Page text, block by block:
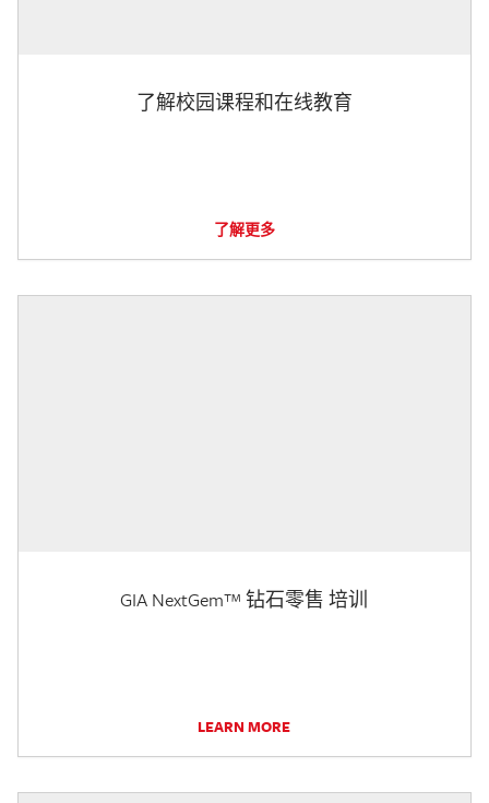
了解校园课程和在线教育
了解更多
GIA NextGem™ 钻石零售 培训
LEARN MORE